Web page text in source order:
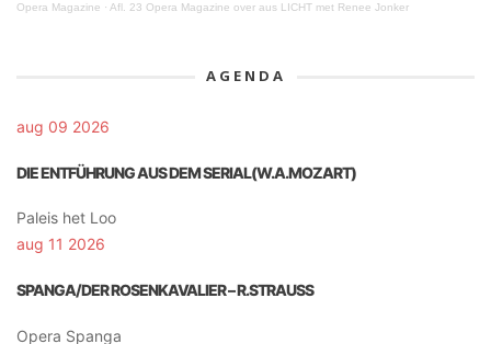
Opera Magazine · Afl. 23 Opera Magazine over aus LICHT met Renee Jonker
AGENDA
aug 09 2026
DIE ENTFÜHRUNG AUS DEM SERIAL(W.A.MOZART)
Paleis het Loo
aug 11 2026
SPANGA/DER ROSENKAVALIER – R.STRAUSS
Opera Spanga